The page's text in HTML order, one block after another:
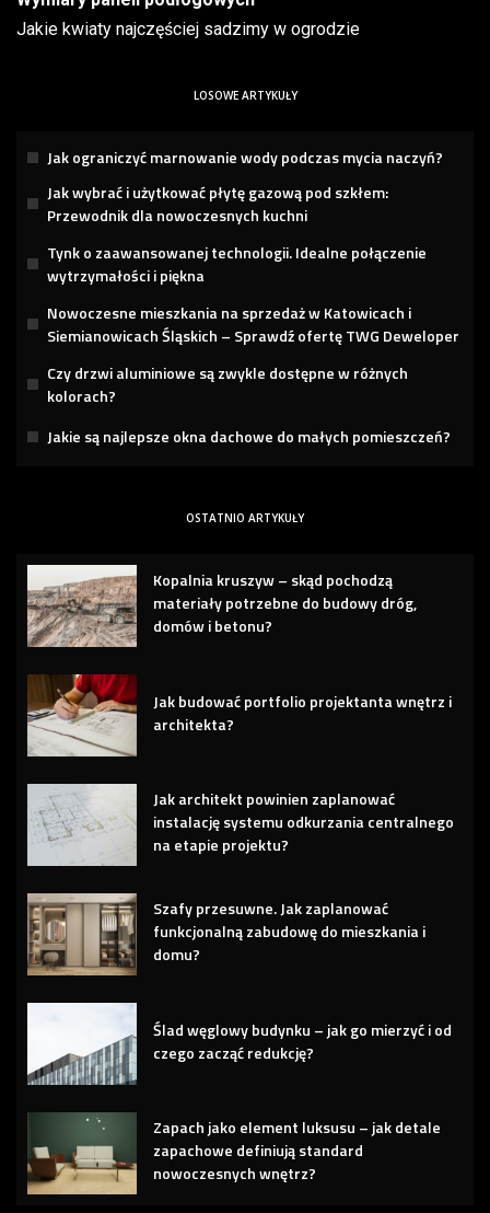
Jakie kwiaty najczęściej sadzimy w ogrodzie
LOSOWE ARTYKUŁY
Jak ograniczyć marnowanie wody podczas mycia naczyń?
Jak wybrać i użytkować płytę gazową pod szkłem:
Przewodnik dla nowoczesnych kuchni
Tynk o zaawansowanej technologii. Idealne połączenie
wytrzymałości i piękna
Nowoczesne mieszkania na sprzedaż w Katowicach i
Siemianowicach Śląskich – Sprawdź ofertę TWG Deweloper
Czy drzwi aluminiowe są zwykle dostępne w różnych
kolorach?
Jakie są najlepsze okna dachowe do małych pomieszczeń?
OSTATNIO ARTYKUŁY
Kopalnia kruszyw – skąd pochodzą
materiały potrzebne do budowy dróg,
domów i betonu?
Jak budować portfolio projektanta wnętrz i
architekta?
Jak architekt powinien zaplanować
instalację systemu odkurzania centralnego
na etapie projektu?
Szafy przesuwne. Jak zaplanować
funkcjonalną zabudowę do mieszkania i
domu?
Ślad węglowy budynku – jak go mierzyć i od
czego zacząć redukcję?
Zapach jako element luksusu – jak detale
zapachowe definiują standard
nowoczesnych wnętrz?